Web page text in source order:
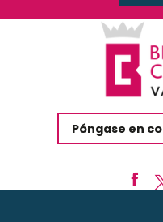
Póngase en